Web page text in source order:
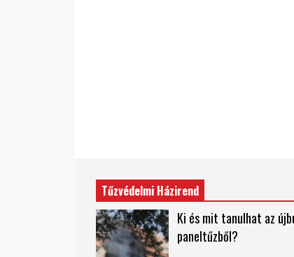
Tűzvédelmi Házirend
Ki és mit tanulhat az
paneltűzből?